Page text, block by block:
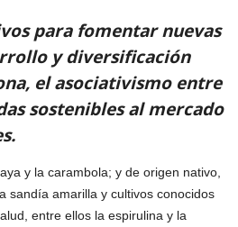
para fomentar nuevas
y diversificación
el asociativismo entre
sostenibles al mercado
y la carambola; y de origen nativo,
sandía amarilla y cultivos conocidos
entre ellos la espirulina y la